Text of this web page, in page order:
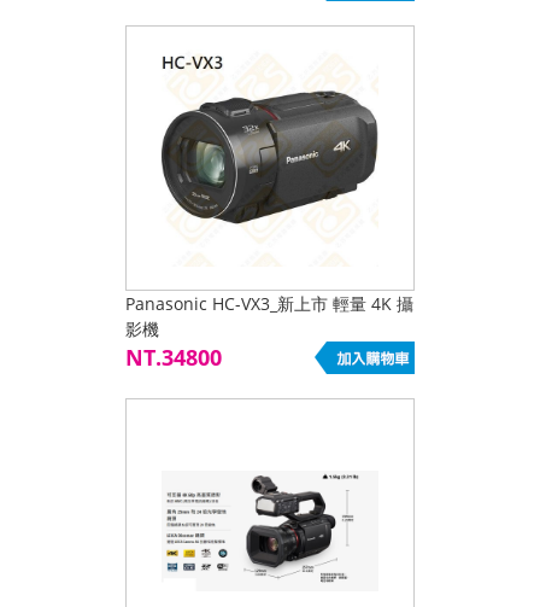
Panasonic HC-VX3_新上市 輕量 4K 攝
影機
NT.34800